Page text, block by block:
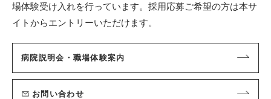
場体験受け入れを行っています。 採用応募ご希望の方は本サ
イトからエントリーいただけます。
病院説明会・職場体験案内
お問い合わせ